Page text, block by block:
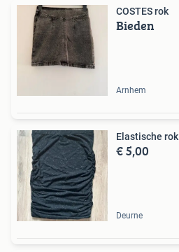
COSTES rok
Bieden
Arnhem
Elastische rok
€ 5,00
Deurne